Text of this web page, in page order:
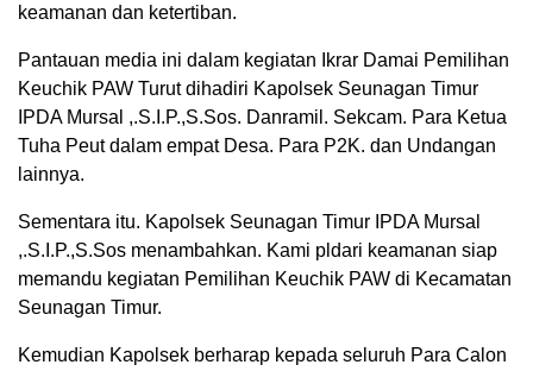
keamanan dan ketertiban.
Pantauan media ini dalam kegiatan Ikrar Damai Pemilihan
Keuchik PAW Turut dihadiri Kapolsek Seunagan Timur
IPDA Mursal ,.S.I.P.,S.Sos. Danramil. Sekcam. Para Ketua
Tuha Peut dalam empat Desa. Para P2K. dan Undangan
lainnya.
Sementara itu. Kapolsek Seunagan Timur IPDA Mursal
,.S.I.P.,S.Sos menambahkan. Kami pldari keamanan siap
memandu kegiatan Pemilihan Keuchik PAW di Kecamatan
Seunagan Timur.
Kemudian Kapolsek berharap kepada seluruh Para Calon